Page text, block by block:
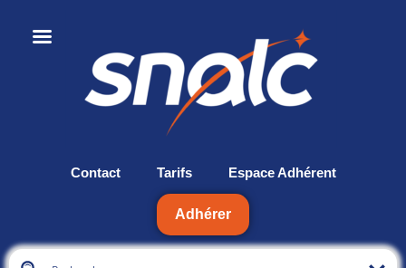
Contact Tarifs Espace Adhérent
Adhérer